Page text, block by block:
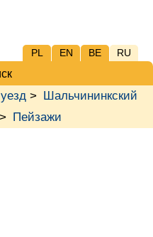
PL EN BE RU
> Шальчининкский
> Пейзажи